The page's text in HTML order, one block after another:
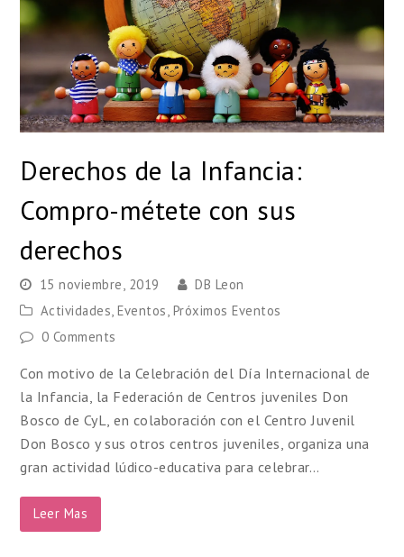
Derechos de la Infancia:
Compro-métete con sus
derechos
15 noviembre, 2019
DB Leon
Actividades,Eventos, Próximos Eventos
0 Comments
Con motivo de la Celebración del Día Internacional de
la Infancia, la Federación de Centros juveniles Don
Bosco de CyL, en colaboración con el Centro Juvenil
Don Bosco y sus otros centros juveniles, organiza una
gran actividad lúdico-educativa para celebrar…
Leer Mas